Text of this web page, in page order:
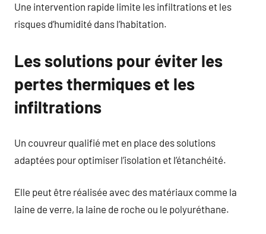
Une intervention rapide limite les infiltrations et les
risques d’humidité dans l’habitation.
Les solutions pour éviter les
pertes thermiques et les
infiltrations
Un couvreur qualifié met en place des solutions
adaptées pour optimiser l’isolation et l’étanchéité.
Elle peut être réalisée avec des matériaux comme la
laine de verre, la laine de roche ou le polyuréthane.